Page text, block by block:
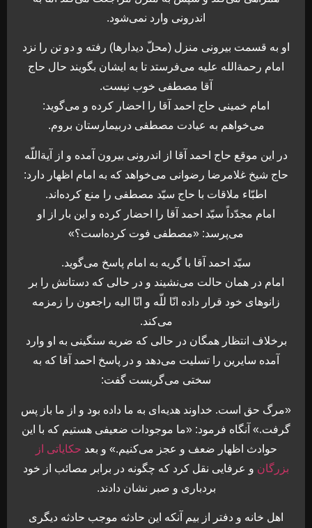
اندرونى وارد نمى‌شود.
او به قسمت بيرونى منزل (محلّ ديدارها) رفته و دو تن را نزد
امام رحمةالله‌ عليه مى‌فرستد تا به ايشان بگويند حال حاج
آقا مصطفى خوب نيست.
امام خمينى حاج احمد آقا را احضار كرده و مى‌گويد:
مى‌خواهم به عيادت مصطفى دربيمارستان بروم.
در اين موقع حاج احمد آقا از اندرونى بيرون آمده و از آيةاللّه
حاج شيخ غلامرضا رضوانى مى‌خواهد كه به امام اظهار دارد:
اطبّاء ملاقات با حاج سيّد مصطفى را منع كرده‌اند.
امام مجدّداً سيّد احمد آقا را احضار كرده و اين بار از او
مى‌پرسد: «مصطفى فوت كرده‌است؟»
سيّد احمد آقا با گريه به امام پاسخ مى‌گويد.
امام در همان حالت مى‌نشيند و در حالى كه دستانش را بر
زانوهاى خود قرار داده انّا للّه و انّا اليه راجعون را زمزمه
مى‌كند.
برخلاف انتظار همگان در حالى كه ضربه سنگينى به او وارد
آمده سايرين را تسليت مى‌دهد و در پاسخ احمد آقا كه به
سختى مى‌گريست گفت:
«مرگ حق است. خداوند هدیه‌اى به ما داده بود و از ما باز پس
گرفت.» آنگاه فرمود: «ما موجودات ضعيفى هستيم كه با اين
حوادث اظهار ضعف و عجز مى‌كنيم.» و بعد حكاياتى از
بزرگان و عرفايى نقل كرد كه چگونه در برابر مصائب از خود
بردبارى و صبر نشان دادند.
اهل خانه و دفتر از بيم آنكه اين حادثه موجب حادثه ديگرى